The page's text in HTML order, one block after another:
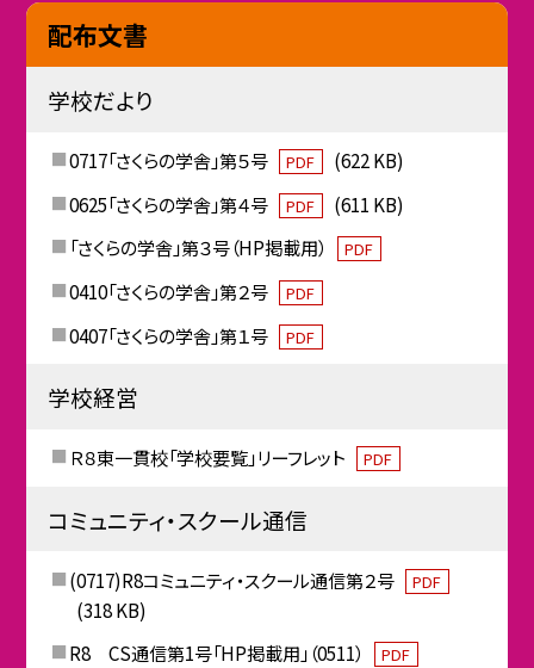
配布文書
学校だより
0717「さくらの学舎」第５号 PDF
(622 KB)
0625「さくらの学舎」第４号
PDF
(611 KB)
「さくらの学舎」第３号（HP掲載用）
PDF
0410「さくらの学舎」第２号 PDF
0407「さくらの学舎」第１号 PDF
学校経営
Ｒ８東一貫校「学校要覧」リーフレット PDF
コミュニティ・スクール通信
(0717)R8コミュニティ・スクール通信第２号 PDF
(318 KB)
R8 CS通信第1号「HP掲載用」（0511）
PDF